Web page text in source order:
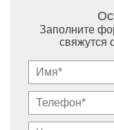
Заполните
свяжутся